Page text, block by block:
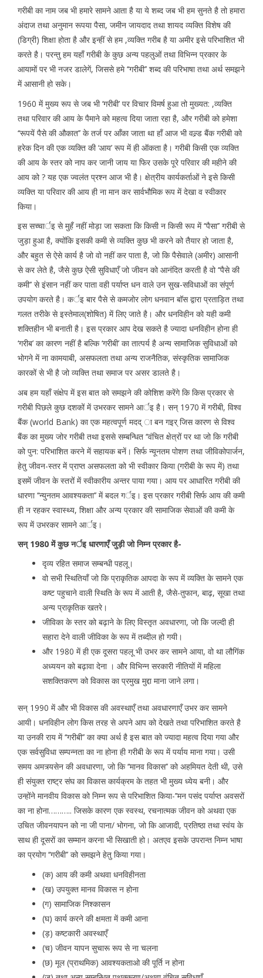
गरीबी का नाम जब भी हमारे सामने आता है या ये शब्द जब भी हम सुनते है तो हमारा
अंदाज तथा अनुमान रूपया पैसा, जमीन जायदाद तथा शायद व्यक्ति विशेष की
(डिग्री) शिक्षा होता है और इन्हीं से हम ,व्यक्ति गरीब है या अमीर इसे परिभाशित भी
करते है। परन्तु हम यहाँ गरीबी के कुछ अन्य पहलुओं तथा विभिन्न प्रकार के
आयामों पर भी नजर डालेगें, जिससे हमे ‘‘गरीबी’’ शब्द की परिभाषा तथा अर्थ समझने
में आसानी हो सके।
1960 में मुख्य रूप से जब भी ‘गरीबी’ पर विचार विमर्ष हुआ तो मुख्यत: ,व्यक्ति
तथा परिवार की आय के पैमाने को महत्व दिया जाता रहा है, और गरीबी को हमेशा
‘‘रूपयें पैसे की औकात’’ के तर्ज पर आँका जाता था हाँ आज भी वल्र्ड बैंक गरीबी को
हरेक दिन की एक व्यक्ति की ‘आय’ रूप में ही ऑकता है। गरीबी किसी एक व्यक्ति
की आय के स्तर को नाप कर जानी जाय या फिर उसके पूरे परिवार की महीने की
आय को ? यह एक ज्वलंत प्रश्न आज भी है। क्षेत्रीय कार्यकर्ताओं ने इसे किसी
व्यक्ति या परिवार की आय ही ना मान कर सार्वभौमिक रूप में देखा व स्वीकार
किया।
इस सच्चार्इ से मुहँ नहीं मोड़ा जा सकता कि किसी न किसी रूप में ‘‘पैसा’’ गरीबी से
जुड़ा हुआ है, क्योंकि इसकी कमी से व्यक्ति कुछ भी करने को तैयार हो जाता है,
और बहुत से ऐसे कार्य है जो वो नहीं कर पाता है, जो कि पैसेवाले (अमीर) आसानी
से कर लेते है, जैसे कुछ ऐसी सुविधाएँ जो जीवन को आनंदित करती है वो ‘‘पैसे की
कमी’’ से इंसान नहीं कर पाता वही पर्याप्त धन वाले उन सुख-सविधाओं का संपूर्ण
उपयोग करते है। कर्इ बार पैसे से कमजोर लोग धनवान बॉस द्वारा प्रताड़ित तथा
गलत तरीके से इस्तेमाल(शोषित) में लिए जाते है। और धनविहीन को यही कमी
शक्तिहीन भी बनाती है। इस प्रकार आप देख सकते है ज्यादा धनविहीन होना ही
‘गरीब’ का कारण नहीं है बल्कि ‘गरीबी’ का तात्पर्य है अन्य सामाजिक सुविधाओं को
भोगने में ना कामयाबी, असफलता तथा अन्य राजनैतिक, संस्कृतिक सामाजिक
कारकों से भी है जो व्यक्ति तथा समाज पर असर डालते है।
अब हम यहाँ संक्षेप में इस बात को समझने की कोशिश करेंगे कि किस प्रकार से
गरीबी पिछले कुछ दशकों में उभरकर सामने आर्इ है। सन् 1970 में गरीबी, विश्व
बैंक (world Bank) का एक महत्वपूर्ण मदद् ा बन गइर् जिस कारण से विश्व
बैंक का मुख्य जोर गरीबी तथा इससे सम्बन्धित ‘‘वंचित क्षेत्रों पर था जो कि गरीबी
को पुन: परिभाशित करने में सहायक बनें। सिर्फ न्यूनतम पोशण तथा जीविकोपार्जन,
हेतु जीवन-स्तर में प्राप्त असफलता को भी स्वीकार किया (गरीबी के रूप में) तथा
इसमें जीवन के स्तरों में स्वीकारीय अन्तर पाया गया। आय पर आधारित गरीबी की
धारणा ‘‘न्युनतम आवश्यकता’’ में बदल गर्इ। इस प्रकार गरीबी सिर्फ आय की कमी
ही न रहकर स्वास्थ्य, शिक्षा और अन्य प्रकार की सामाजिक सेवाओं की कमी के
रूप में उभरकर सामने आर्इ।
सन् 1980 में कुछ नर्इ धारणाएँ जुड़ी जो निम्न प्रकार है-
दृव्य रहित समाज सम्बन्धी पहलू।
वो सभी स्थितियाँ जो कि प्राकृतिक आपदा के रूप में व्यक्ति के सामने एक
कष्ट पहुचाने वाली स्थिति के रूप में आती है, जैसे-तुफान, बाढ़, सूखा तथा
अन्य प्राकृतिक खतरे।
जीविका के स्तर को बढ़ाने के लिए विस्तृत अवधारणा, जो कि जल्दी ही
सहारा देने वाली जीविका के रूप में तब्दील हो गयी।
और 1980 में ही एक दूसरा पहलू भी उभर कर सामने आया, वो था लौगिंक
अध्ययन को बढ़ावा देना । और विभिन्न सरकारी नीतियों में महिला
सशक्तिकरण को विकास का प्रमुख मुद्दा माना जाने लगा।
सन् 1990 में और भी विकास की अवस्थाएँ तथा अवधारणाएँ उभर कर सामने
आयी। धनविहीन लोग किस तरह से अपने आप को देखते तथा परिभाशित करते है
या उनकी राय में ‘‘गरीबी’’ का क्या अर्थ है इस बात को ज्यादा महत्व दिया गया और
एक सर्वसुविधा सम्पन्नता का ना होना ही गरीबी के रूप में पर्याय माना गया। उसी
समय अमत्र्यसेन की अवधारणा, जो कि ‘‘मानव विकास’’ को अहमियत देती थी, उसे
ही संयुक्त राष्ट्र संघ का विकास कार्यक्रम के तहत भी मुख्य ध्येय बनी। और
उन्होंने मानवीय विकास को निम्न रूप से परिभाशित किया-’’मन पसंद पर्याप्त अवसरों
का ना होना……….. जिसके कारण एक स्वस्थ, रचनात्मक जीवन को अथवा एक
उचित जीवनयापन को ना जी पाना/ भोगना, जो कि आजादी, प्रतिष्ठा तथा स्वंय के
साथ ही दूसरों का सम्मान करना भी सिखाती हो। अतएव इसके उपरान्त निम्न भाषा
का प्रयोग ‘‘गरीबी’’ को समझने हेतु किया गया।
(क) आय की कमी अथवा धनविहीनता
(ख) उपयुक्त मानव विकास न होना
(ग) सामाजिक निश्कासन
(घ) कार्य करने की क्षमता में कमी आना
(ड़) कष्टकारी अवस्थाएँ
(च) जीवन यापन सुचारू रूप से ना चलना
(छ) मूल (प्राथमिक) आवश्यकताओ की पूर्ति न होना